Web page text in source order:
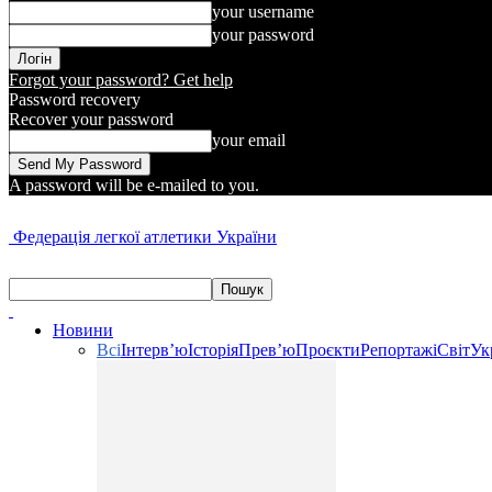
your username
your password
Forgot your password? Get help
Password recovery
Recover your password
your email
A password will be e-mailed to you.
Федерація легкої атлетики України
Новини
ВсіІнтерв’юІсторіяПрев’юПроєктиРепортажіСвіт